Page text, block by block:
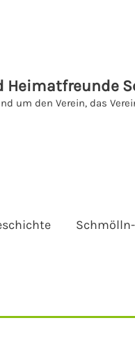
um den Verein, das